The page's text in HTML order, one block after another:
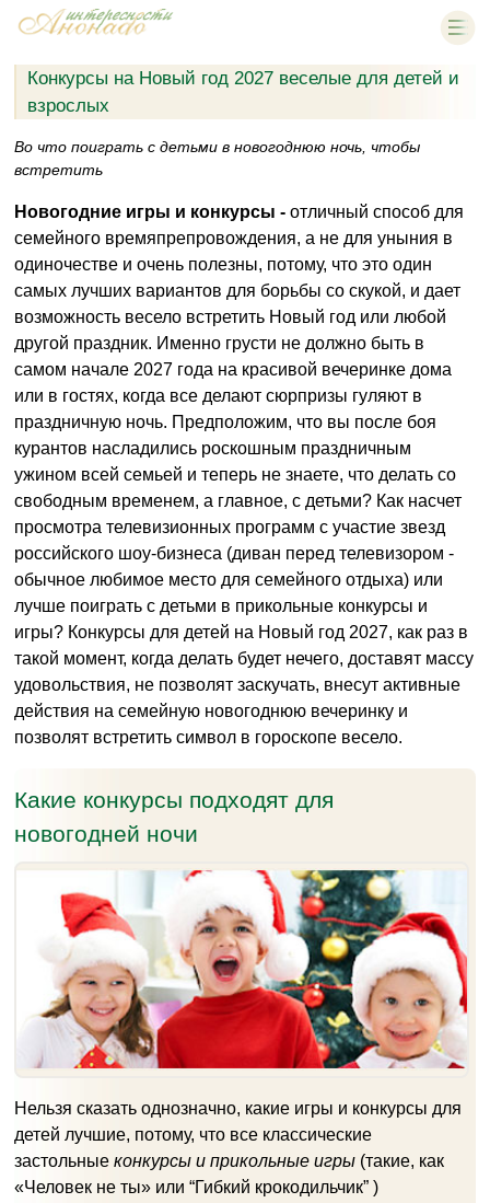
Конкурсы на Новый год 2027 веселые для детей и
взрослых
Во что поиграть с детьми в новогоднюю ночь, чтобы
встретить
Новогодние игры и конкурсы - отличный способ для
семейного времяпрепровождения, а не для уныния в
одиночестве и очень полезны, потому, что это один
самых лучших вариантов для борьбы со скукой, и дает
возможность весело встретить Новый год или любой
другой праздник. Именно грусти не должно быть в
самом начале 2027 года на красивой вечеринке дома
или в гостях, когда все делают сюрпризы гуляют в
праздничную ночь. Предположим, что вы после боя
курантов насладились роскошным праздничным
ужином всей семьей и теперь не знаете, что делать со
свободным временем, а главное, с детьми? Как насчет
просмотра телевизионных программ с участие звезд
российского шоу-бизнеса (диван перед телевизором -
обычное любимое место для семейного отдыха) или
лучше поиграть с детьми в прикольные конкурсы и
игры? Конкурсы для детей на Новый год 2027, как раз в
такой момент, когда делать будет нечего, доставят массу
удовольствия, не позволят заскучать, внесут активные
действия на семейную новогоднюю вечеринку и
позволят встретить символ в гороскопе весело.
Какие конкурсы подходят для
новогодней ночи
Нельзя сказать однозначно, какие игры и конкурсы для
детей лучшие, потому, что все классические
застольные конкурсы и прикольные игры (такие, как
«Человек не ты» или “Гибкий крокодильчик” )